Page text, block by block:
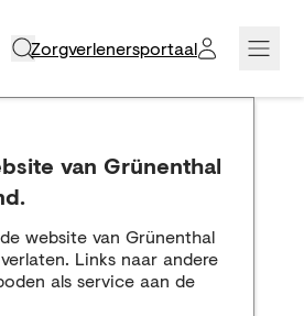
Zorgverlenersportaal
van Grünenthal
website van Grünenthal
Links naar andere
als service aan de